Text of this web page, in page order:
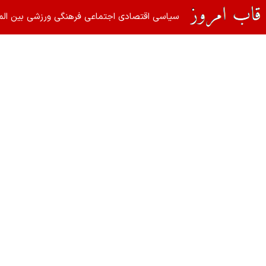
سیاسیاقتصادیاجتماعیفرهنگیورزشیبین